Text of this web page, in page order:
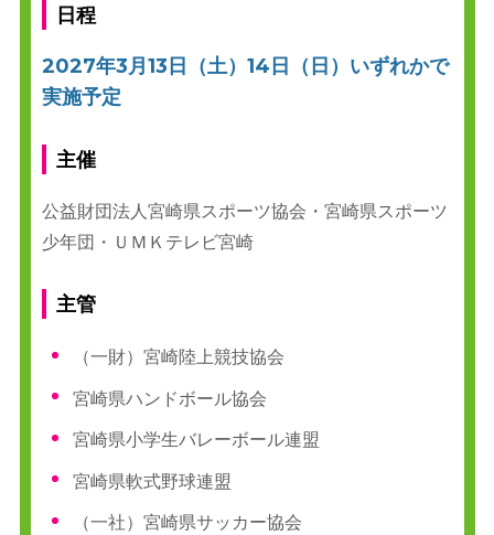
日程
2027年3月13日（土）14日（日）いずれかで
実施予定
主催
公益財団法人宮崎県スポーツ協会・宮崎県スポーツ
少年団・ＵＭＫテレビ宮崎
主管
（一財）宮崎陸上競技協会
宮崎県ハンドボール協会
宮崎県小学生バレーボール連盟
宮崎県軟式野球連盟
（一社）宮崎県サッカー協会